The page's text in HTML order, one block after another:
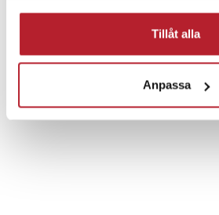
Tillåt alla
Anpassa
Hem & Trädgård
Pulsklockor &